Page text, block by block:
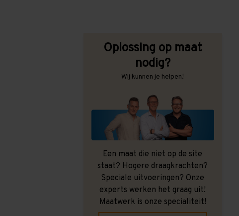
Oplossing op maat
nodig?
Wij kunnen je helpen!
Een maat die niet op de site
staat? Hogere draagkrachten?
Speciale uitvoeringen? Onze
experts werken het graag uit!
Maatwerk is onze specialiteit!